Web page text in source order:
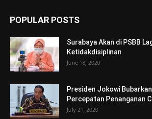
POPULAR POSTS
Surabaya Akan di PSBB
Ketidakdisiplinan
June 18, 2020
Presiden Jokowi
Percepatan Penanganan
July 21, 2020